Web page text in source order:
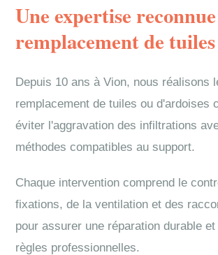
Une expertise
remplacement de
Depuis 10 ans à Vion, nous réalisons
remplacement de tuiles ou d'ardoises
éviter l'aggravation des infiltrations
méthodes compatibles au support.
Chaque intervention comprend le
fixations, de la ventilation et des
pour assurer une réparation durable
règles professionnelles.